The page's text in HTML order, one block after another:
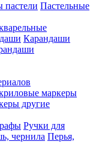
пастели Пастельные
Карандаши
маркеры
другие
Ручки для
чернила Перья,